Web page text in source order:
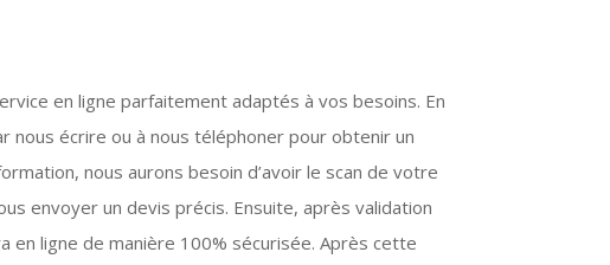
en ligne parfaitement adaptés à vos besoins. En
nous écrire ou à nous téléphoner pour obtenir un
nous aurons besoin d’avoir le scan de votre
envoyer un devis précis. Ensuite, après validation
en ligne de manière 100% sécurisée. Après cette